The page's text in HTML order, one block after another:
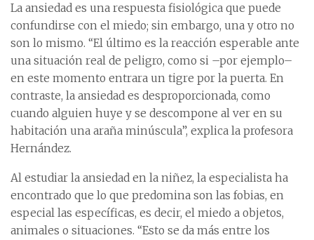
La ansiedad es una respuesta fisiológica que puede
confundirse con el miedo; sin embargo, una y otro no
son lo mismo. “El último es la reacción esperable ante
una situación real de peligro, como si –por ejemplo–
en este momento entrara un tigre por la puerta. En
contraste, la ansiedad es desproporcionada, como
cuando alguien huye y se descompone al ver en su
habitación una araña minúscula”, explica la profesora
Hernández.
Al estudiar la ansiedad en la niñez, la especialista ha
encontrado que lo que predomina son las fobias, en
especial las específicas, es decir, el miedo a objetos,
animales o situaciones. “Esto se da más entre los